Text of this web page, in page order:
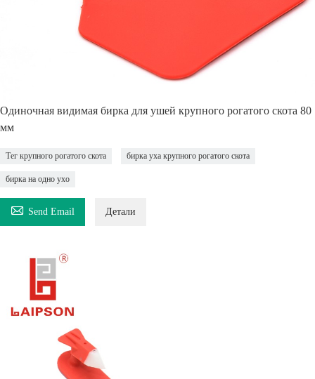
Одиночная видимая бирка для ушей крупного рогатого скота 80
мм
Тег крупного рогатого скота бирка уха крупного рогатого скота
бирка на одно ухо
 Send Email Детали